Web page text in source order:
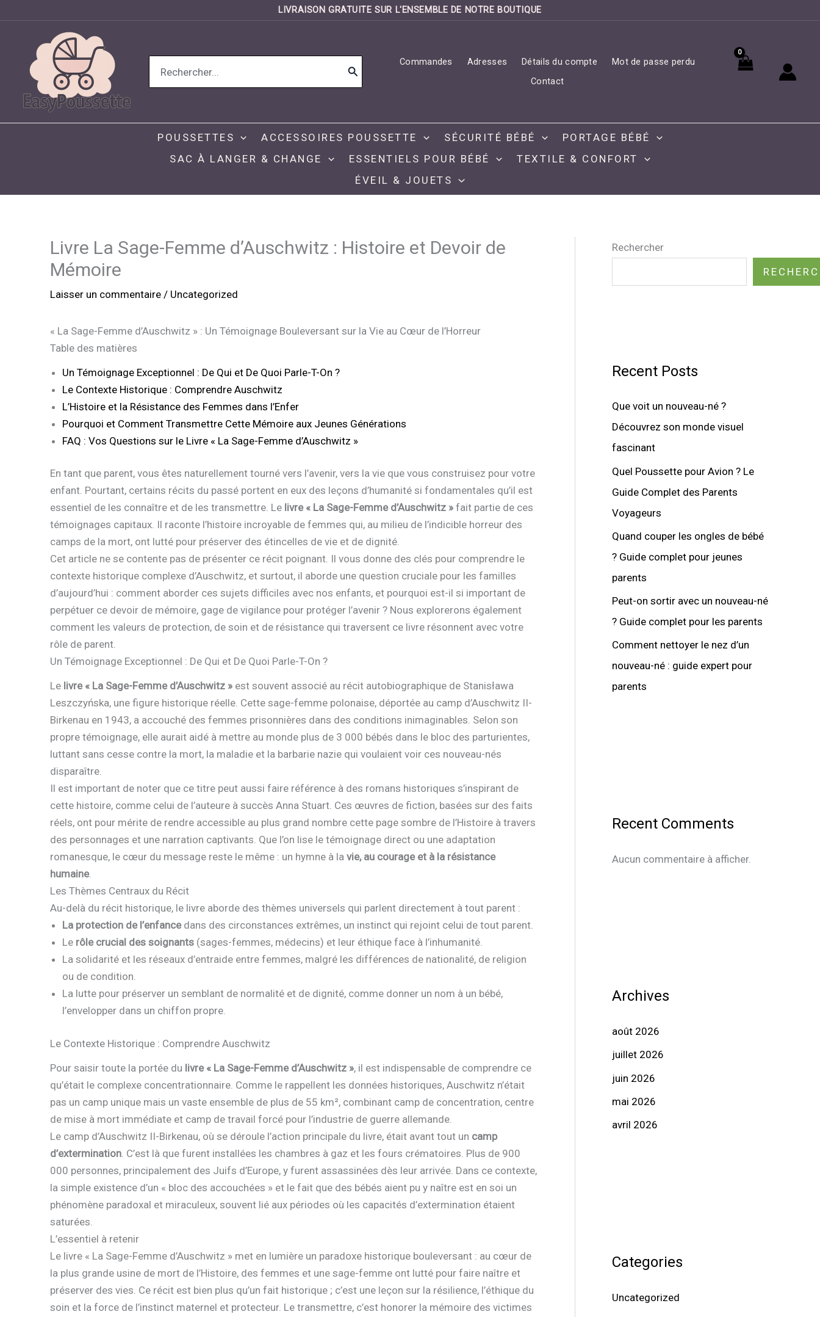
LIVRAISON GRATUITE SUR L'ENSEMBLE DE NOTRE BOUTIQUE
contenu
Search
for:
Commandes Adresses Détails du compte
Mot de passe perdu
Contact
POUSSETTES ACCESSOIRES POUSSETTE SÉCURITÉ BÉBÉ
PORTAGE BÉBÉ
SAC À LANGER & CHANGE
ESSENTIELS POUR BÉBÉ
TEXTILE & CONFORT
ÉVEIL & JOUETS
Livre La Sage-Femme d’Auschwitz : Histoire et Devoir de
Mémoire
Laisser un commentaire / Uncategorized
« La Sage-Femme d’Auschwitz » : Un Témoignage Bouleversant sur la Vie au Cœur de l’Horreur
Table des matières
Un Témoignage Exceptionnel : De Qui et De Quoi Parle-T-On ?
Le Contexte Historique : Comprendre Auschwitz
L’Histoire et la Résistance des Femmes dans l’Enfer
Pourquoi et Comment Transmettre Cette Mémoire aux Jeunes Générations
FAQ : Vos Questions sur le Livre « La Sage-Femme d’Auschwitz »
En tant que parent, vous êtes naturellement tourné vers l’avenir, vers la vie que vous construisez pour votre
enfant. Pourtant, certains récits du passé portent en eux des leçons d’humanité si fondamentales qu’il est
essentiel de les connaître et de les transmettre. Le livre « La Sage-Femme d’Auschwitz » fait partie de ces
témoignages capitaux. Il raconte l’histoire incroyable de femmes qui, au milieu de l’indicible horreur des
camps de la mort, ont lutté pour préserver des étincelles de vie et de dignité.
Cet article ne se contente pas de présenter ce récit poignant. Il vous donne des clés pour comprendre le
contexte historique complexe d’Auschwitz, et surtout, il aborde une question cruciale pour les familles
d’aujourd’hui : comment aborder ces sujets difficiles avec nos enfants, et pourquoi est-il si important de
perpétuer ce devoir de mémoire, gage de vigilance pour protéger l’avenir ? Nous explorerons également
comment les valeurs de protection, de soin et de résistance qui traversent ce livre résonnent avec votre
rôle de parent.
Un Témoignage Exceptionnel : De Qui et De Quoi Parle-T-On ?
Le livre « La Sage-Femme d’Auschwitz » est souvent associé au récit autobiographique de Stanisława
Leszczyńska, une figure historique réelle. Cette sage-femme polonaise, déportée au camp d’Auschwitz II-
Birkenau en 1943, a accouché des femmes prisonnières dans des conditions inimaginables. Selon son
propre témoignage, elle aurait aidé à mettre au monde plus de 3 000 bébés dans le bloc des parturientes,
luttant sans cesse contre la mort, la maladie et la barbarie nazie qui voulaient voir ces nouveau-nés
disparaître.
Il est important de noter que ce titre peut aussi faire référence à des romans historiques s’inspirant de
cette histoire, comme celui de l’auteure à succès Anna Stuart. Ces œuvres de fiction, basées sur des faits
réels, ont pour mérite de rendre accessible au plus grand nombre cette page sombre de l’Histoire à travers
des personnages et une narration captivants. Que l’on lise le témoignage direct ou une adaptation
romanesque, le cœur du message reste le même : un hymne à la vie, au courage et à la résistance
humaine.
Les Thèmes Centraux du Récit
Au-delà du récit historique, le livre aborde des thèmes universels qui parlent directement à tout parent :
La protection de l’enfancedans des circonstances extrêmes, un instinct qui rejoint celui de tout parent.
Le rôle crucial des soignants (sages-femmes, médecins) et leur éthique face à l’inhumanité.
La solidarité et les réseaux d’entraide entre femmes, malgré les différences de nationalité, de religion
ou de condition.
La lutte pour préserver un semblant de normalité et de dignité, comme donner un nom à un bébé,
l’envelopper dans un chiffon propre.
Le Contexte Historique : Comprendre Auschwitz
Pour saisir toute la portée du livre « La Sage-Femme d’Auschwitz », il est indispensable de comprendre ce
qu’était le complexe concentrationnaire. Comme le rappellent les données historiques, Auschwitz n’était
pas un camp unique mais un vaste ensemble de plus de 55 km², combinant camp de concentration, centre
de mise à mort immédiate et camp de travail forcé pour l’industrie de guerre allemande.
Le camp d’Auschwitz II-Birkenau, où se déroule l’action principale du livre, était avant tout un camp
d’extermination . C’est là que furent installées les chambres à gaz et les fours crématoires. Plus de 900
000 personnes, principalement des Juifs d’Europe, y furent assassinées dès leur arrivée. Dans ce contexte,
la simple existence d’un « bloc des accouchées » et le fait que des bébés aient pu y naître est en soi un
phénomène paradoxal et miraculeux, souvent lié aux périodes où les capacités d’extermination étaient
saturées.
L’essentiel à retenir
Le livre « La Sage-Femme d’Auschwitz » met en lumière un paradoxe historique bouleversant : au cœur de
la plus grande usine de mort de l’Histoire, des femmes et une sage-femme ont lutté pour faire naître et
préserver des vies. Ce récit est bien plus qu’un fait historique ; c’est une leçon sur la résilience, l’éthique du
soin et la force de l’instinct maternel et protecteur. Le transmettre, c’est honorer la mémoire des victimes
Rechercher
Recent Posts
Que voit un nouveau-né ?
Découvrez son monde visuel
fascinant
Quel Poussette pour Avion ? Le
Guide Complet des Parents
Voyageurs
Quand couper les ongles de bébé
? Guide complet pour jeunes
parents
Peut-on sortir avec un nouveau-né
? Guide complet pour les parents
Comment nettoyer le nez d’un
nouveau-né : guide expert pour
parents
Recent Comments
Aucun commentaire à afficher.
Archives
août 2026
juillet 2026
juin 2026
mai 2026
avril 2026
Categories
Uncategorized